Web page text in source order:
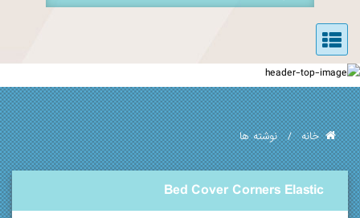
خانه نوشته ها
Bed Cover Corners Elastic